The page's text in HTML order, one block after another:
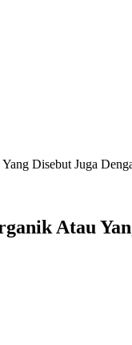
Disebut Juga
Atau